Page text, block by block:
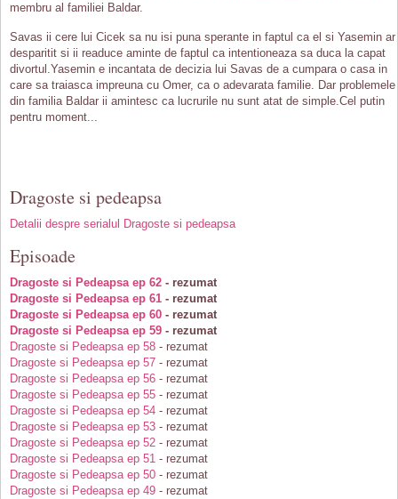
membru al familiei Baldar.
Savas ii cere lui Cicek sa nu isi puna sperante in faptul ca el si Yasemin ar
desparitit si ii readuce aminte de faptul ca intentioneaza sa duca la capat
divortul.Yasemin e incantata de decizia lui Savas de a cumpara o casa in
care sa traiasca impreuna cu Omer, ca o adevarata familie. Dar problemele
din familia Baldar ii amintesc ca lucrurile nu sunt atat de simple.Cel putin
pentru moment...
Dragoste si pedeapsa
Detalii despre serialul Dragoste si pedeapsa
Episoade
Dragoste si Pedeapsa ep 62 - rezumat
Dragoste si Pedeapsa ep 61 - rezumat
Dragoste si Pedeapsa ep 60 - rezumat
Dragoste si Pedeapsa ep 59 - rezumat
Dragoste si Pedeapsa ep 58 - rezumat
Dragoste si Pedeapsa ep 57 - rezumat
Dragoste si Pedeapsa ep 56 - rezumat
Dragoste si Pedeapsa ep 55 - rezumat
Dragoste si Pedeapsa ep 54 - rezumat
Dragoste si Pedeapsa ep 53 - rezumat
Dragoste si Pedeapsa ep 52 - rezumat
Dragoste si Pedeapsa ep 51 - rezumat
Dragoste si Pedeapsa ep 50 - rezumat
Dragoste si Pedeapsa ep 49 - rezumat